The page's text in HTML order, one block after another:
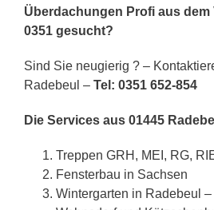
Überdachungen Profi aus dem
0351 gesucht?
Sind Sie neugierig ? –
Radebeul – Tel: 0351 652-854
Die Services aus 01445
Treppen GRH, MEI, RG,
Fensterbau in Sachsen
Wintergarten in Radebeul –